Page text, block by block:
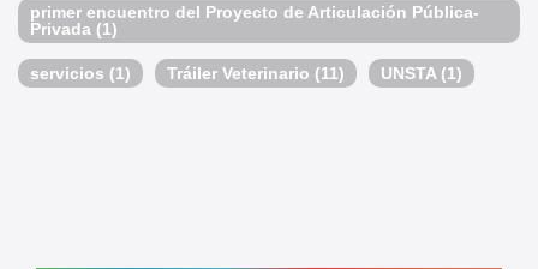
primer encuentro del Proyecto de Articulación Pública-
Privada (1)
servicios (1) Tráiler Veterinario (11) UNSTA (1)